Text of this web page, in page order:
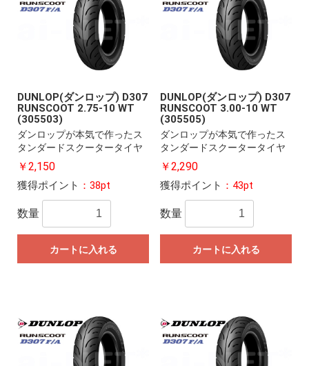
DUNLOP(ダンロップ) D307
RUNSCOOT 2.75-10 WT
(305503)
ダンロップが本気で作ったス
タンダードスクータータイヤ
￥2,150
獲得ポイント ：38pt
数量
カートに入れる
DUNLOP(ダンロップ) D307
RUNSCOOT 3.00-10 WT
(305505)
ダンロップが本気で作ったス
タンダードスクータータイヤ
￥2,290
獲得ポイント ：43pt
数量
カートに入れる